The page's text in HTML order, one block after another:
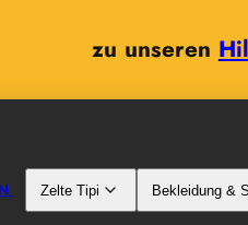
zu unseren
Zelte Tipi Bekleidung &